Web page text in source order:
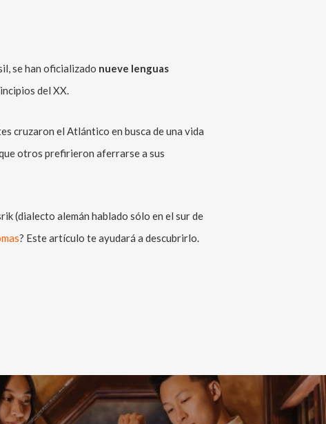
se han oficializado nueve lenguas
del XX.
cruzaron el Atlántico en busca de una vida
otros prefirieron aferrarse a sus
(dialecto alemán hablado sólo en el sur de
? Este artículo te ayudará a descubrirlo.